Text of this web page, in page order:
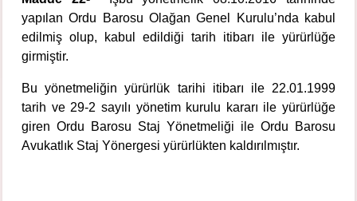
yapılan Ordu Barosu Olağan Genel Kurulu’nda kabul
edilmiş olup, kabul edildiği tarih itibarı ile yürürlüğe
girmiştir.
Bu yönetmeliğin yürürlük tarihi itibarı ile 22.01.1999
tarih ve 29-2 sayılı yönetim kurulu kararı ile yürürlüğe
giren Ordu Barosu Staj Yönetmeliği ile Ordu Barosu
Avukatlık Staj Yönergesi yürürlükten kaldırılmıştır.